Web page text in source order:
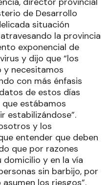
de Desarrollo
situación
la provincia
exponencial de
y dijo que “los
y necesitamos
con más énfasis
de estos días
estábamos
estabilizándose”.
y los
entender que deben
que por razones
domicilio y en la vía
sin barbijo, por
los riesgos”.